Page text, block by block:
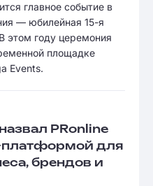
главное событие в
— юбилейная 15-я
этом году церемония
площадке
Events.
PRonline
платформой для
брендов и